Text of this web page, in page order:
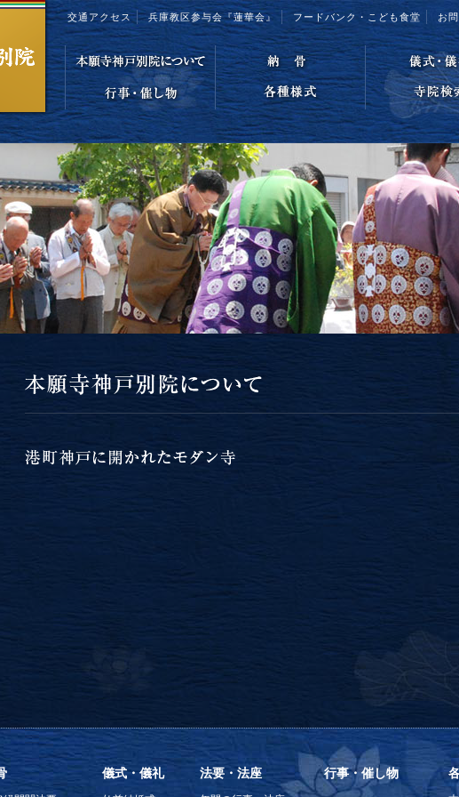
お
フードバンク・こども食堂
兵庫教区参与会『蓮華会』
交通アクセス
儀式・儀礼 法要・法座 行事・催し物